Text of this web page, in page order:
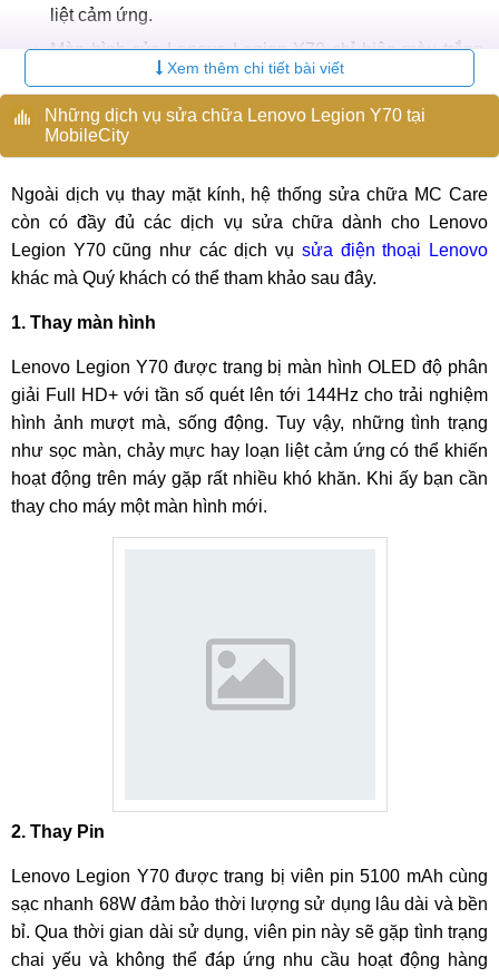
liệt cảm ứng.
Màn hình của Lenovo Legion Y70 chỉ hiện màu trắng,
không thể thao tác.
Màn hình của Lenovo Legion Y70 bị chảy mực, sọc kẻ,
xuất hiện các điểm phản quang,...
khi xoay máy.
Thay mặt kính Lenovo Legion Y70
trên Lenovo Legion Y70, dưới đây là một số nguyên nhân
phổ biến nhất gây ra tình trạng này:
Mặt kính của Lenovo Legion Y70 bị vỡ hỏng do rơi vỡ
Bề mặt kính của Lenovo Legion Y70 tiếp xúc với nguồn
nhiệt quá lớn.
Mặt kính của Lenovo Legion Y70 hư hỏng do thường
xuyên được để trong balo, túi xách cùng những vật
cứng, sắc nhọn.
Mặt kính Lenovo Legion Y70 không được bảo vệ bởi
Xem thêm chi tiết bài viết
Những dịch vụ sửa chữa Lenovo Legion Y70 tại
MobileCity
Ngoài dịch vụ thay mặt kính, hệ thống sửa chữa MC Care
còn có đầy đủ các dịch vụ sửa chữa dành cho Lenovo
Legion Y70 cũng như các dịch vụ sửa điện thoại Lenovo
khác mà Quý khách có thể tham khảo sau đây.
1. Thay màn hình
Lenovo Legion Y70 được trang bị màn hình OLED độ phân
giải Full HD+ với tần số quét lên tới 144Hz cho trải nghiệm
hình ảnh mượt mà, sống động. Tuy vậy, những tình trạng
như sọc màn, chảy mực hay loạn liệt cảm ứng có thể khiến
hoạt động trên máy gặp rất nhiều khó khăn. Khi ấy bạn cần
thay cho máy một màn hình mới.
2. Thay Pin
Lenovo Legion Y70 được trang bị viên pin 5100 mAh cùng
sạc nhanh 68W đảm bảo thời lượng sử dụng lâu dài và bền
bỉ. Qua thời gian dài sử dụng, viên pin này sẽ gặp tình trạng
chai yếu và không thể đáp ứng nhu cầu hoạt động hàng